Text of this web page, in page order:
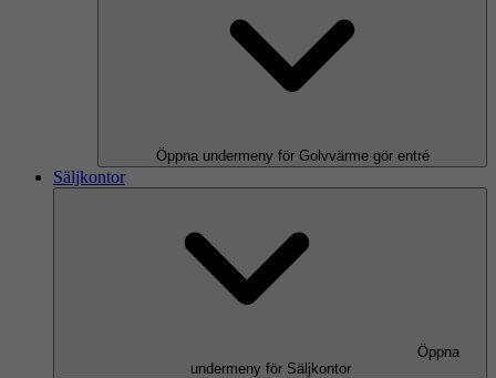
Öppna undermeny för Golvvärme gör entré
Säljkontor
Öppna
undermeny för Säljkontor